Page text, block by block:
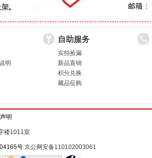
明
自助服务
实拍捡漏
新品直销
积分兑换
藏品征购
明
楼1011室
号 京公网安备110102003061